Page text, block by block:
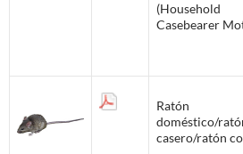
(Household
Casebearer
Ratón
doméstico/
casero/ratón